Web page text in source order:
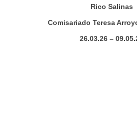
Rico Salinas
Comisariado Teresa
26.03.26 –